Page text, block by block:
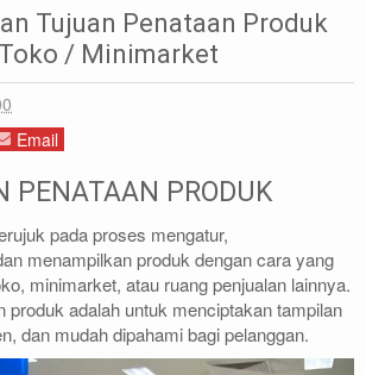
MINIMARKET
Produk Bagi Sebuah Toko / Minimarket
Tujuan Penataan Produk
/ Minimarket
Email
PENATAAN PRODUK
pada proses mengatur,
menampilkan produk dengan cara yang
minimarket, atau ruang penjualan lainnya.
produk adalah untuk menciptakan tampilan
dan mudah dipahami bagi pelanggan.